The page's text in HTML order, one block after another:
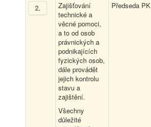
2.
Zajišťování
technické a
věcné pomoci,
a to od osob
právnických a
podnikajících
fyzických osob,
dále provádět
jejich kontrolu
stavu a
zajištění.
Všechny
důležité
Předseda PK